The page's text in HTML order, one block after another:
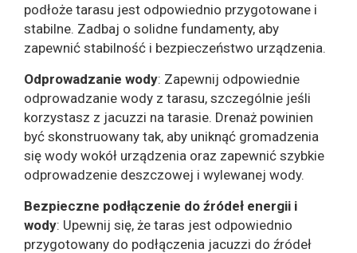
podłoże tarasu jest odpowiednio przygotowane i
stabilne. Zadbaj o solidne fundamenty, aby
zapewnić stabilność i bezpieczeństwo urządzenia.
Odprowadzanie wody: Zapewnij odpowiednie
odprowadzanie wody z tarasu, szczególnie jeśli
korzystasz z jacuzzi na tarasie. Drenaż powinien
być skonstruowany tak, aby uniknąć gromadzenia
się wody wokół urządzenia oraz zapewnić szybkie
odprowadzenie deszczowej i wylewanej wody.
Bezpieczne podłączenie do źródeł energii i
wody: Upewnij się, że taras jest odpowiednio
przygotowany do podłączenia jacuzzi do źródeł